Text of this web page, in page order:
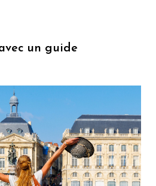
un guide